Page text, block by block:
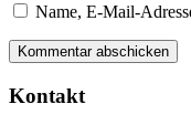
Name, E-Mail-
Kontakt